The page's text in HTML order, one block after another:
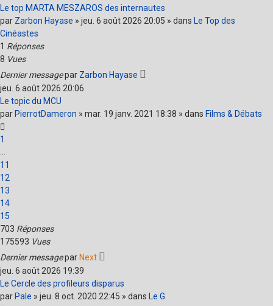
Le top MARTA MESZAROS des internautes
par Zarbon Hayase » jeu. 6 août 2026 20:05 » dans Le Top des
Cinéastes
1 Réponses
8 Vues
Dernier messagepar Zarbon Hayase
jeu. 6 août 2026 20:06
Le topic du MCU
par PierrotDameron » mar. 19 janv. 2021 18:38 » dans Films & Débats
1
11
12
13
14
15
703 Réponses
175593 Vues
Dernier messagepar Next
jeu. 6 août 2026 19:39
Le Cercle des profileurs disparus
par Pale » jeu. 8 oct. 2020 22:45 » dans Le G